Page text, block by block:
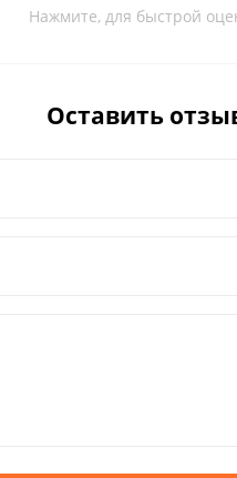
Нажмите, для быстрой
Оставить